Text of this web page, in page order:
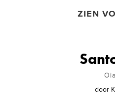
ZIEN
Oia
door